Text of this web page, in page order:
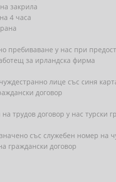
закрила
4 часа
пребиваване у нас при
за ирландска фирма
лице със синя
договор
трудов договор у нас турски
със служебен номер на
граждански договор